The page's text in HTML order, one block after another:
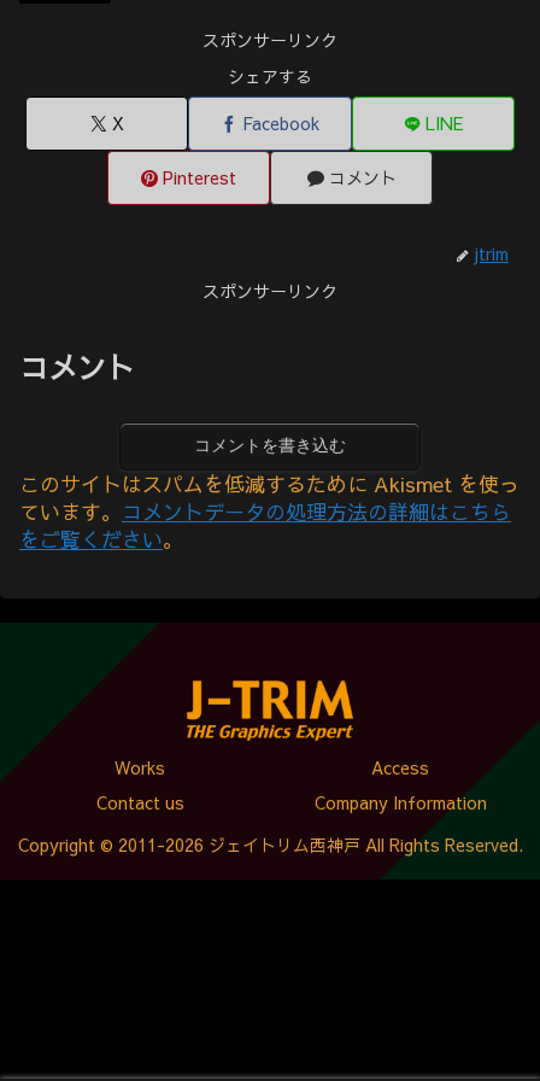
スポンサーリンク
シェアする
X
Facebook LINE
Pinterest コメント
jtrim
スポンサーリンク
コメント
コメントを書き込む
このサイトはスパムを低減するために Akismet を使っ
ています。 コメントデータの処理方法の詳細はこちら
をご覧ください。
Works
Access
Contact us
Company Information
Copyright © 2011-2026 ジェイトリム西神戸 All Rights Reserved.